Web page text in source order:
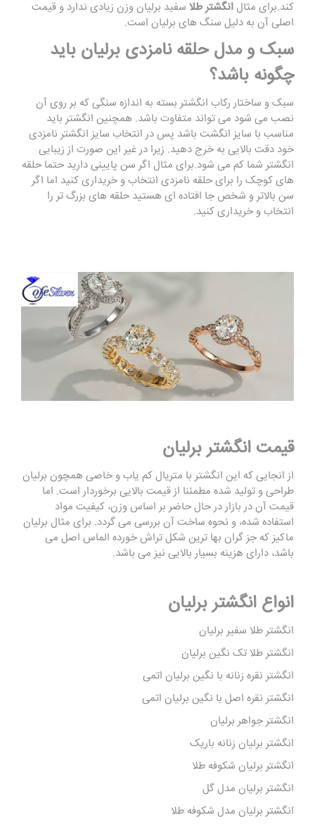
کند.برای مثالانگشتر طلا سفید برلیان وزن زیادی ندارد و قیمت
اصلی آن به دلیل سنگ های برلیان است.
سبک و مدل حلقه نامزدی برلیان باید
چگونه باشد؟
سبک و ساختار رکاب انگشتر بسته به اندازه سنگی که بر روی آن
نصب می شود می تواند متفاوت باشد. همچنین انگشتر باید
مناسب با سایز انگشت باشد پس در انتخاب سایز انگشتر نامزدی
خود دقت بالایی به خرج دهید. زیرا در غیر این صورت از زیبایی
انگشتر شما کم می شود.برای مثال اگر سن پایینی دارید حتما حلقه
های کوچک را برای حلقه نامزدی انتخاب و خریداری کنید اما اگر
سن بالاتر و شخص جا افتاده ای هستید حلقه های بزرگ تر را
انتخاب و خریداری کنید.
قیمت انگشتر برلیان
از انجایی که این انگشتر با متریال کم یاب و خاصی همچون برلیان
طراحی و تولید شده مطمئنا از قیمت بالایی برخوردار است. اما
قیمت آن در بازار در حال حاضر بر اساس وزن، کیفیت مواد
استفاده شده، و نحوه ساخت آن بررسی می گردد. برای مثال برلیان
ماکیز که جز گران بها ترین شکل تراش خورده الماس اصل می
باشد، دارای هزینه بسیار بالایی نیز می باشد.
انواع انگشتر برلیان
انگشتر طلا سفیر برلیان
انگشتر طلا تک نگین برلیان
انگشتر نقره زنانه با نگین برلیان اتمی
انگشتر نقره اصل با نگین برلیان اتمی
انگشتر جواهر برلیان
انگشتر برلیان زنانه باریک
انگشتر برلیان شکوفه طلا
انگشتر برلیان مدل گل
انگشتر برلیان مدل شکوفه طلا